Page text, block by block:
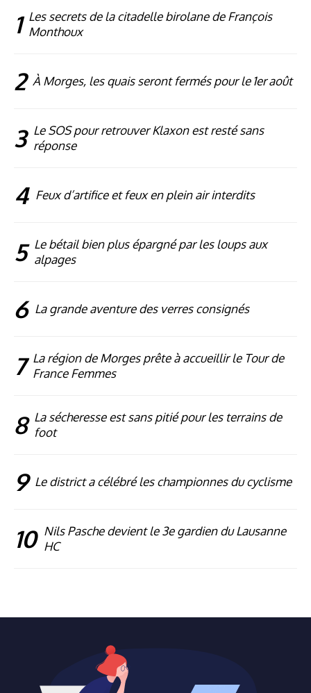
1 Les secrets de la citadelle birolane de François
Monthoux
2 À Morges, les quais seront fermés pour le 1er août
3 Le SOS pour retrouver Klaxon est resté sans
réponse
4 Feux d’artifice et feux en plein air interdits
5 Le bétail bien plus épargné par les loups aux
alpages
6 La grande aventure des verres consignés
7 La région de Morges prête à accueillir le Tour de
France Femmes
8 La sécheresse est sans pitié pour les terrains de
foot
9 Le district a célébré les championnes du cyclisme
10 Nils Pasche devient le 3e gardien du Lausanne
HC